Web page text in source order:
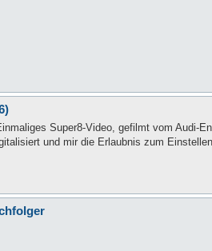
Super8-Video, gefilmt vom Audi-
und mir die Erlaubnis zum